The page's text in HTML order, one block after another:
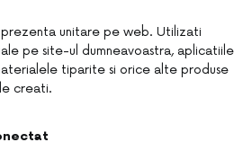
prezenta unitare pe web. Utilizati
pe site-ul dumneavoastra, aplicatiile
tiparite si orice alte produse
creati.